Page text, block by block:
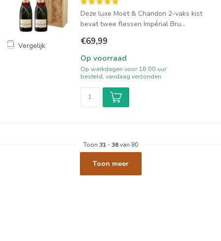
Vergelijk
Deze luxe Moët & Chandon 2-vaks kist
bevat twee flessen Impérial Bru...
€69,99
Op voorraad
Op werkdagen voor 16:00 uur
besteld, vandaag verzonden
Toon 31-36van 80
Toon meer